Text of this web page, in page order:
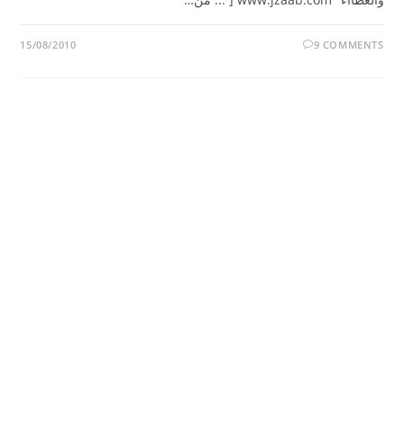
9 COMMENTS
15/08/2010